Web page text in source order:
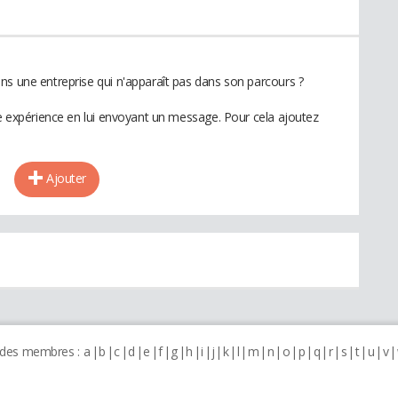
une entreprise qui n'apparaît pas dans son parcours ?
en lui envoyant un message. Pour cela ajoutez
Ajouter
membres : a b c d e f g h i j k l m n o p q r s t u v